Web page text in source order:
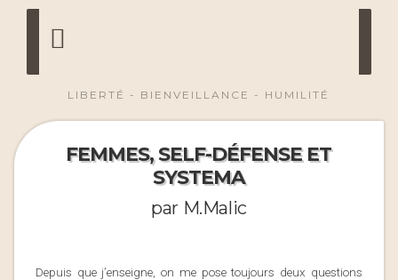
LIBERTÉ - BIENVEILLANCE - HUMILITÉ
FEMMES, SELF-DÉFENSE ET
SYSTEMA
par M.Malic
Depuis que j’enseigne, on me pose toujours deux questions